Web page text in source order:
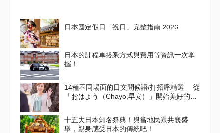
日本國定假日「祝日」完整指南 2026
日本的計程車搭乘方式與費用等資訊一次掌
握！
14種不同場面的日文問候語/打招呼精選 從
「おはよう（Ohayo,早安）」開始美好的一
十五大日本知名祭典！與當地民眾共襄盛
舉，親身感受日本的傳統吧！